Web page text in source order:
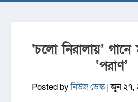
‘চলো নিরালায়’
‘পরাণ’
Posted byনিউজ ডেস্ক|জুন ২৭,